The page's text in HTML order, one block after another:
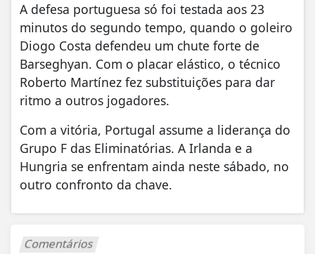
A defesa portuguesa só foi testada aos 23
minutos do segundo tempo, quando o goleiro
Diogo Costa defendeu um chute forte de
Barseghyan. Com o placar elástico, o técnico
Roberto Martínez fez substituições para dar
ritmo a outros jogadores.
Com a vitória, Portugal assume a liderança do
Grupo F das Eliminatórias. A Irlanda e a
Hungria se enfrentam ainda neste sábado, no
outro confronto da chave.
Comentários